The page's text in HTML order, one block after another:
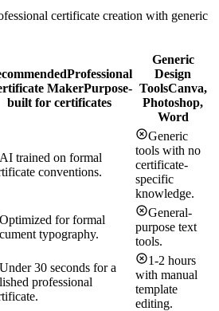
certificate creation with generic
Professional
MakerPurpose-
built for certificates
Generic
Design
ToolsCanva,
Photoshop,
Word
AI trained on formal
conventions.
Generic
tools with no
certificate-
specific
knowledge.
Optimized for formal
typography.
General-
purpose text
tools.
Under 30 seconds for a
professional
1-2 hours
with manual
template
editing.